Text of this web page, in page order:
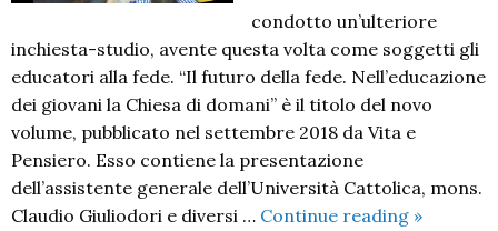
condotto un’ulteriore
inchiesta-studio, avente questa volta come soggetti gli
educatori alla fede. “Il futuro della fede. Nell’educazione
dei giovani la Chiesa di domani” è il titolo del novo
volume, pubblicato nel settembre 2018 da Vita e
Pensiero. Esso contiene la presentazione
dell’assistente generale dell’Università Cattolica, mons.
Claudio Giuliodori e diversi … Continue reading Nuova
»